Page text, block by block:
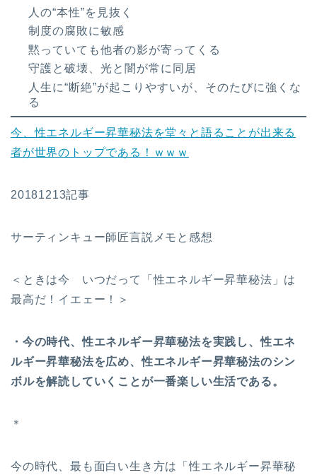
人の“本性”を見抜く
制度の腐敗に敏感
黙っていても他者の影が寄ってくる
守護と破壊、光と闇が常に同居
人生に“断絶”が起こりやすいが、そのたびに強くな
る
今、性エネルギー昇華秘法を堂々と語ることが出来る
者が世界のトップである！ｗｗｗ
20181213記事
サーティンキュー師匠言説メモと感想
＜ときは今 いつだって「性エネルギー昇華秘法」は
最高だ！イエェー！＞
・今の時代、性エネルギー昇華秘法を実践し、性エネ
ルギー昇華秘法を広め、性エネルギー昇華秘法のシン
ボルを解読していくことが一番楽しい生活である。
＊
今の時代、最も面白い生き方は「性エネルギー昇華秘